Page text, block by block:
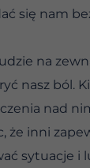
się nam
na
nasz ból.
nad
że inni
sytuacje i